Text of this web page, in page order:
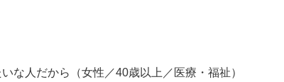
な人だから（女性／40歳以上／医療・福祉）